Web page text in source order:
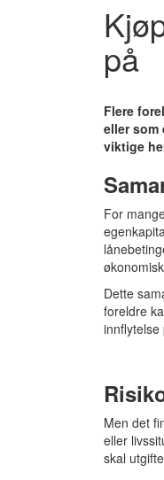
på
Flere
eller som
viktige
For
Dette
foreldre
innflytelse
Men det
eller
skal